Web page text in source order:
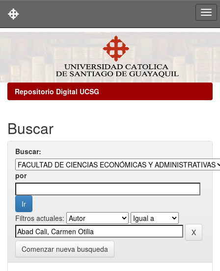
Repositorio Digital UCSG
Buscar
Buscar:
por
Filtros actuales:
Comenzar nueva busqueda